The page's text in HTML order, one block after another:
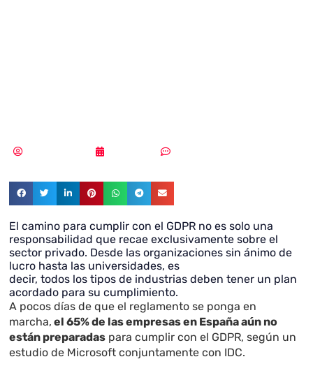
El camino para cumplir con el GDPR no es solo una
responsabilidad que recae exclusivamente sobre el
sector privado. Desde las organizaciones sin ánimo de
lucro hasta las universidades, es
decir, todos los tipos de industrias deben tener un plan
acordado para su cumplimiento.
A pocos días de que el reglamento se ponga en
marcha, el 65% de las empresas en España aún no
están preparadas para cumplir con el GDPR, según un
estudio de Microsoft conjuntamente con IDC.